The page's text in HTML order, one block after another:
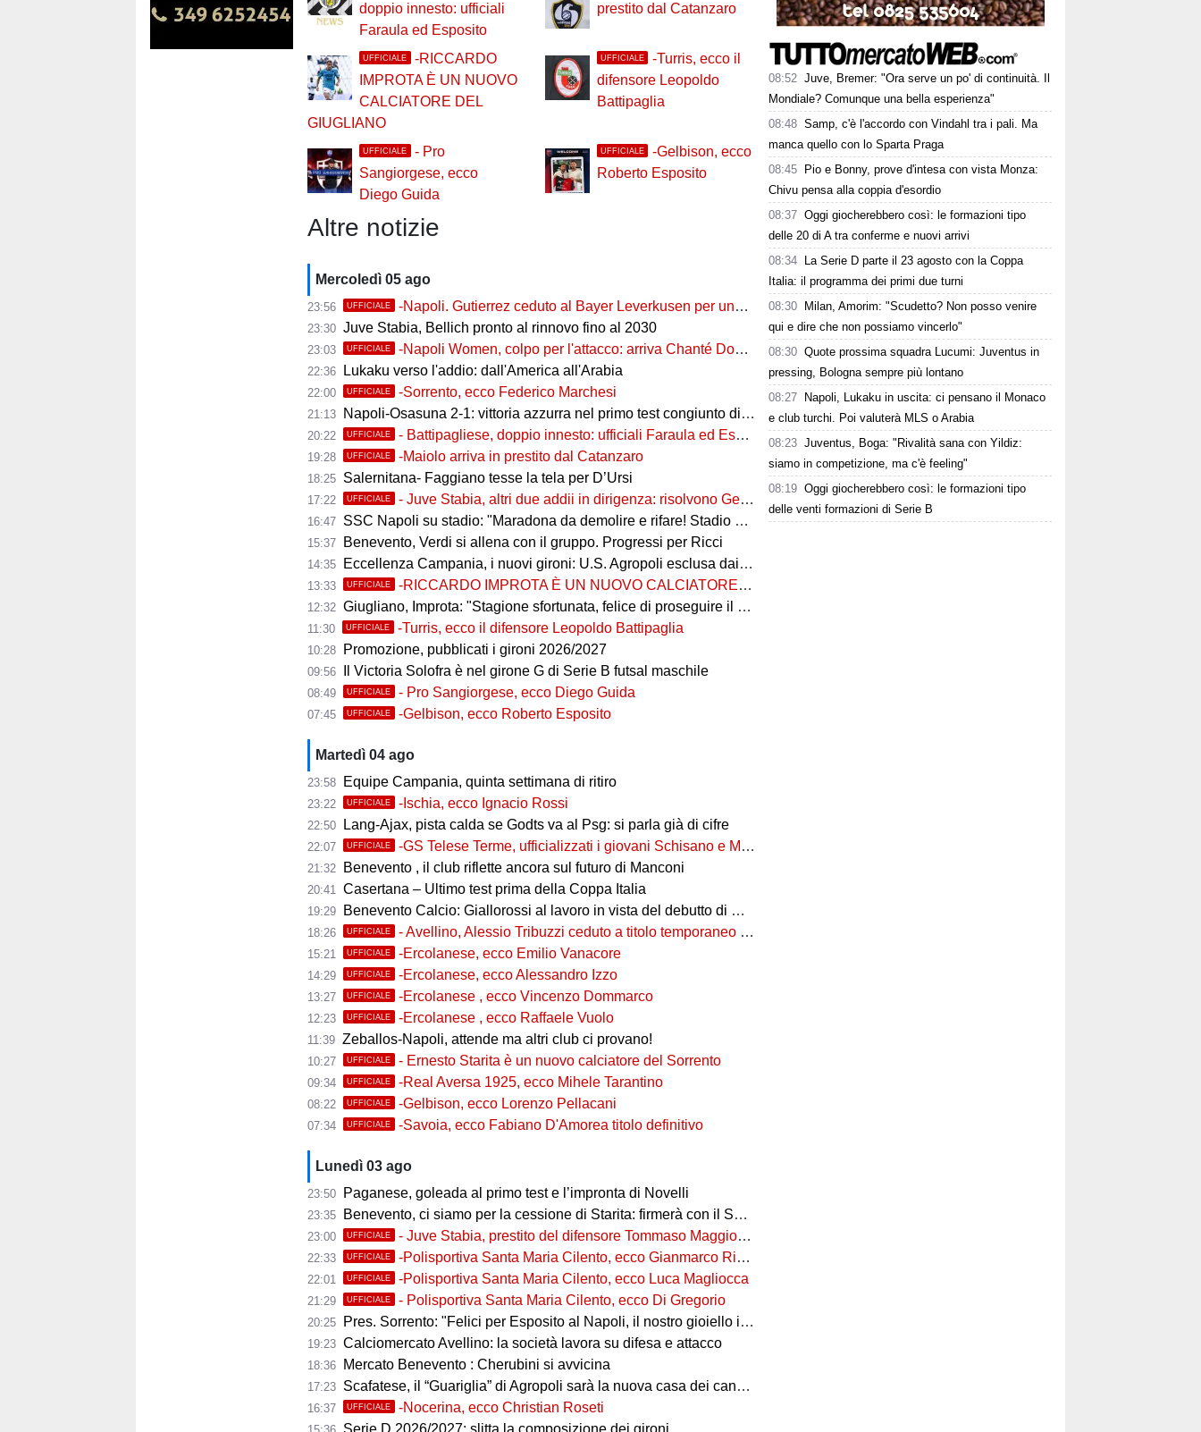
doppio innesto: ufficiali
Faraula ed Esposito
prestito dal Catanzaro
UFFICIALE
-RICCARDO
IMPROTA È UN NUOVO
CALCIATORE DEL
GIUGLIANO
UFFICIALE
-Turris, ecco il
difensore Leopoldo
Battipaglia
UFFICIALE
- Pro
Sangiorgese, ecco
Diego Guida
UFFICIALE
-Gelbison, ecco
Roberto Esposito
Altre notizie
Mercoledì 05 ago
23:56 UFFICIALE -Napoli. Gutierrez ceduto al Bayer Leverkusen per una cifra record
23:30 Juve Stabia, Bellich pronto al rinnovo fino al 2030
23:03 UFFICIALE -Napoli Women, colpo per l'attacco: arriva Chanté Dompig
22:36 Lukaku verso l'addio: dall'America all'Arabia
22:00 UFFICIALE -Sorrento, ecco Federico Marchesi
21:13 Napoli-Osasuna 2-1: vittoria azzurra nel primo test congiunto di Castel di Sangro
20:22 UFFICIALE - Battipagliese, doppio innesto: ufficiali Faraula ed Esposito
19:28 UFFICIALE -Maiolo arriva in prestito dal Catanzaro
18:25 Salernitana- Faggiano tesse la tela per D’Ursi
17:22 UFFICIALE - Juve Stabia, altri due addii in dirigenza: risolvono Gerbo e Zanardini
16:47 SSC Napoli su stadio: "Maradona da demolire e rifare! Stadio nuovo in ex area Q8"
15:37 Benevento, Verdi si allena con il gruppo. Progressi per Ricci
14:35 Eccellenza Campania, i nuovi gironi: U.S. Agropoli esclusa dai ripescaggi
13:33 UFFICIALE -RICCARDO IMPROTA È UN NUOVO CALCIATORE DEL GIUGLIANO
12:32 Giugliano, Improta: "Stagione sfortunata, felice di proseguire il percorso"
11:30 UFFICIALE -Turris, ecco il difensore Leopoldo Battipaglia
10:28 Promozione, pubblicati i gironi 2026/2027
09:56 Il Victoria Solofra è nel girone G di Serie B futsal maschile
08:49 UFFICIALE - Pro Sangiorgese, ecco Diego Guida
07:45 UFFICIALE -Gelbison, ecco Roberto Esposito
Martedì 04 ago
23:58 Equipe Campania, quinta settimana di ritiro
23:22 UFFICIALE -Ischia, ecco Ignacio Rossi
22:50 Lang-Ajax, pista calda se Godts va al Psg: si parla già di cifre
22:07 UFFICIALE -GS Telese Terme, ufficializzati i giovani Schisano e Miretto
21:32 Benevento , il club riflette ancora sul futuro di Manconi
20:41 Casertana – Ultimo test prima della Coppa Italia
19:29 Benevento Calcio: Giallorossi al lavoro in vista del debutto di Coppa Italia
18:26 UFFICIALE - Avellino, Alessio Tribuzzi ceduto a titolo temporaneo al Bari
15:21 UFFICIALE -Ercolanese, ecco Emilio Vanacore
14:29 UFFICIALE -Ercolanese, ecco Alessandro Izzo
13:27 UFFICIALE -Ercolanese , ecco Vincenzo Dommarco
12:23 UFFICIALE -Ercolanese , ecco Raffaele Vuolo
11:39 Zeballos-Napoli, attende ma altri club ci provano!
10:27 UFFICIALE - Ernesto Starita è un nuovo calciatore del Sorrento
09:34 UFFICIALE -Real Aversa 1925, ecco Mihele Tarantino
08:22 UFFICIALE -Gelbison, ecco Lorenzo Pellacani
07:34 UFFICIALE -Savoia, ecco Fabiano D'Amorea titolo definitivo
Lunedì 03 ago
23:50 Paganese, goleada al primo test e l’impronta di Novelli
23:35 Benevento, ci siamo per la cessione di Starita: firmerà con il Sorrento in Serie C
23:00 UFFICIALE - Juve Stabia, prestito del difensore Tommaso Maggioni dal Mantova
22:33 UFFICIALE -Polisportiva Santa Maria Cilento, ecco Gianmarco Rizzo
22:01 UFFICIALE -Polisportiva Santa Maria Cilento, ecco Luca Magliocca
21:29 UFFICIALE - Polisportiva Santa Maria Cilento, ecco Di Gregorio
20:25 Pres. Sorrento: "Felici per Esposito al Napoli, il nostro gioiello in ottime mani"
19:23 Calciomercato Avellino: la società lavora su difesa e attacco
18:36 Mercato Benevento : Cherubini si avvicina
17:23 Scafatese, il “Guariglia” di Agropoli sarà la nuova casa dei canarini
16:37 UFFICIALE -Nocerina, ecco Christian Roseti
08:52 Juve, Bremer: "Ora serve un po' di continuità. Il
Mondiale? Comunque una bella esperienza"
08:48 Samp, c'è l'accordo con Vindahl tra i pali. Ma
manca quello con lo Sparta Praga
08:45
Pio e Bonny, prove d'intesa con vista Monza:
Chivu pensa alla coppia d'esordio
08:37 Oggi giocherebbero così: le formazioni tipo
delle 20 di A tra conferme e nuovi arrivi
08:34
La Serie D parte il 23 agosto con la Coppa
Italia: il programma dei primi due turni
08:30
Milan, Amorim: "Scudetto? Non posso venire
qui e dire che non possiamo vincerlo"
08:30 Quote prossima squadra Lucumi: Juventus in
pressing, Bologna sempre più lontano
08:27
Napoli, Lukaku in uscita: ci pensano il Monaco
e club turchi. Poi valuterà MLS o Arabia
08:23 Juventus, Boga: "Rivalità sana con Yildiz:
siamo in competizione, ma c'è feeling"
08:19 Oggi giocherebbero così: le formazioni tipo
delle venti formazioni di Serie B